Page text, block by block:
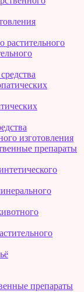
растительного
изготовления
препараты
препараты